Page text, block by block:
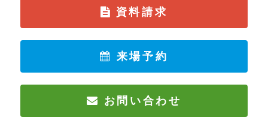
資料請求
来場予約
お問い合わせ